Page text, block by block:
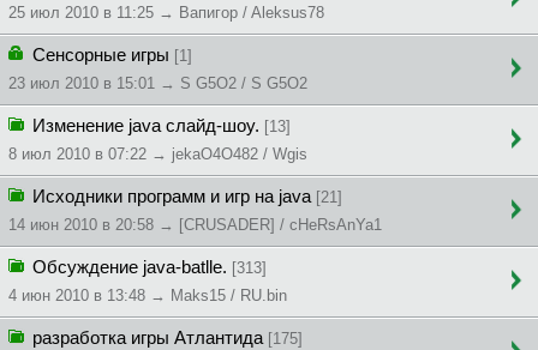
25 июл 2010 в 11:25 → Baпигop / Aleksus78
Сенсорные игры [1]
23 июл 2010 в 15:01 → S G5O2 / S G5O2
Изменение java слайд-шоу. [13]
8 июл 2010 в 07:22 → jekaO4O482 / Wgis
Исходники программ и игр на java [21]
14 июн 2010 в 20:58 → [CRUSADER] / cHeRsAnYa1
Обсуждениe java-batlle. [313]
4 июн 2010 в 13:48 → Maks15 / RU.bin
разработка игры Атлантида [175]